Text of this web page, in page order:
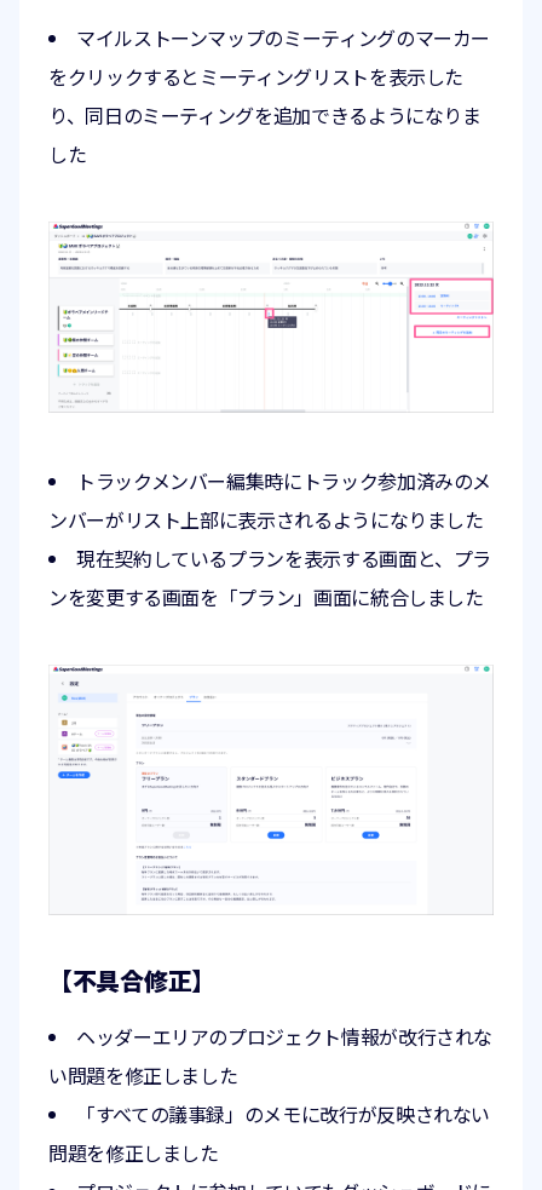
マイルストーンマップのミーティングのマーカー
をクリックするとミーティングリストを表示した
り、同日のミーティングを追加できるようになりま
した
トラックメンバー編集時にトラック参加済みのメ
ンバーがリスト上部に表示されるようになりました
現在契約しているプランを表示する画面と、プラ
ンを変更する画面を「プラン」画面に統合しました
【不具合修正】
ヘッダーエリアのプロジェクト情報が改行されな
い問題を修正しました
「すべての議事録」のメモに改行が反映されない
問題を修正しました